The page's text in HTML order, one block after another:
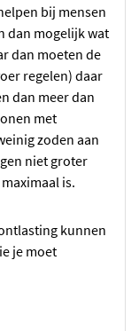
bij mensen
dan mogelijk wat
dan moeten de
regelen) daar
dan meer dan
met
zoden aan
niet groter
is.
kunnen
je moet